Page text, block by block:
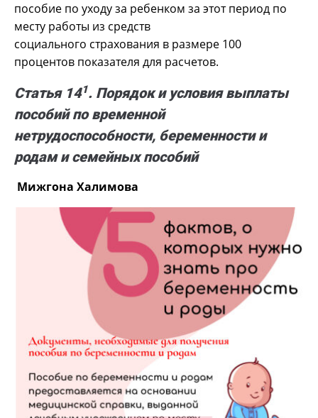
пособие по уходу за ребенком за этот период по
месту работы из средств
социального страхования в размере 100
процентов показателя для расчетов.
Статья 141. Порядок и условия выплаты
пособий по временной
нетрудоспособности, беременности и
родам и семейных пособий
Мижгона Халимова